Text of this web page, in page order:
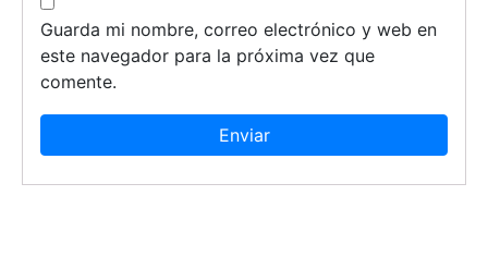
Guarda mi nombre, correo electrónico y web en
este navegador para la próxima vez que
comente.